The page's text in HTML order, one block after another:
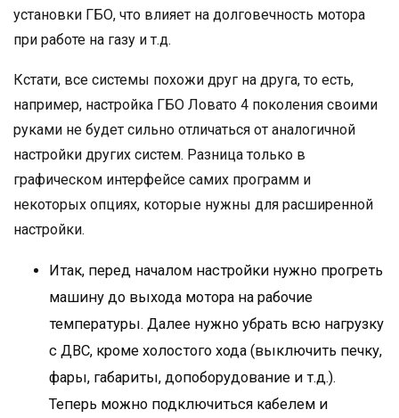
установки ГБО, что влияет на долговечность мотора
при работе на газу и т.д.
Кстати, все системы похожи друг на друга, то есть,
например, настройка ГБО Ловато 4 поколения своими
руками не будет сильно отличаться от аналогичной
настройки других систем. Разница только в
графическом интерфейсе самих программ и
некоторых опциях, которые нужны для расширенной
настройки.
Итак, перед началом настройки нужно прогреть
машину до выхода мотора на рабочие
температуры. Далее нужно убрать всю нагрузку
с ДВС, кроме холостого хода (выключить печку,
фары, габариты, допоборудование и т.д.).
Теперь можно подключиться кабелем и